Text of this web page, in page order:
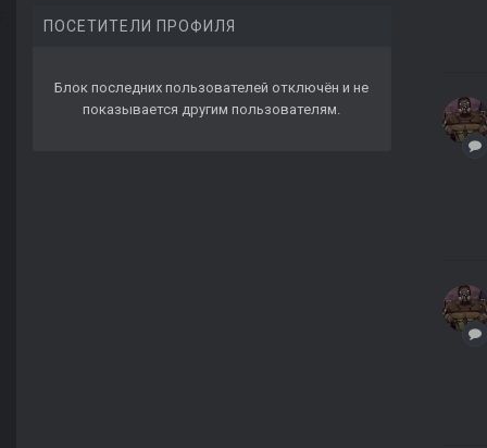
ПОСЕТИТЕЛИ ПРОФИЛЯ
Блок последних пользователей отключён и не
показывается другим пользователям.